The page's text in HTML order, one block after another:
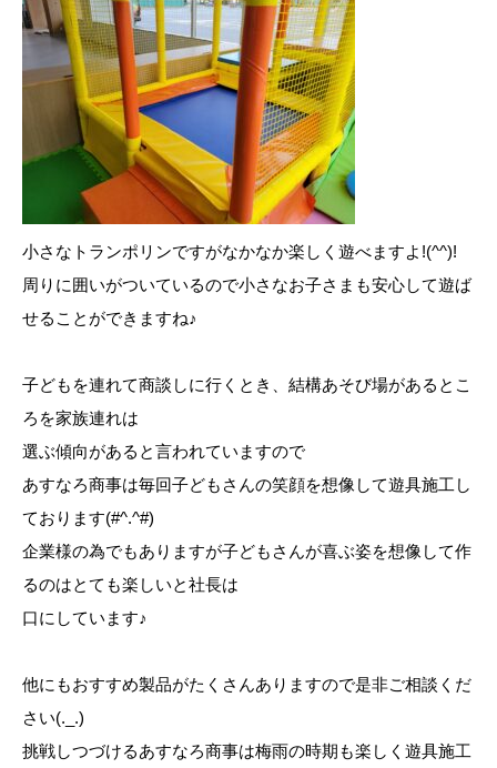
小さなトランポリンですがなかなか楽しく遊べますよ!(^^)!
周りに囲いがついているので小さなお子さまも安心して遊ば
せることができますね♪
子どもを連れて商談しに行くとき、結構あそび場があるとこ
ろを家族連れは
選ぶ傾向があると言われていますので
あすなろ商事は毎回子どもさんの笑顔を想像して遊具施工し
ております(#^.^#)
企業様の為でもありますが子どもさんが喜ぶ姿を想像して作
るのはとても楽しいと社長は
口にしています♪
他にもおすすめ製品がたくさんありますので是非ご相談くだ
さい(._.)
挑戦しつづけるあすなろ商事は梅雨の時期も楽しく遊具施工